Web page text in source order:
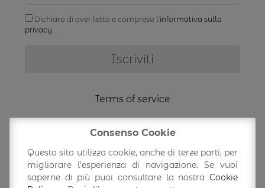
Dichiaro di aver letto e compreso l'informativa sulla
privacy.
Terms of service
Shipping Information
Return/exchange
Consenso Cookie
Questo sito utilizza cookie, anche di terze parti, per
migliorare l'esperienza di navigazione. Se vuoi
saperne di più puoi consultare la nostra Cookie